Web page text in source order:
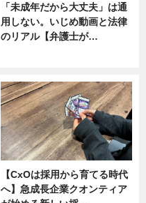
「未成年だから大丈夫」は通
用しない。いじめ動画と法律
のリアル【弁護士が…
【CxOは採用から育てる時代
へ】急成長企業クオンティア